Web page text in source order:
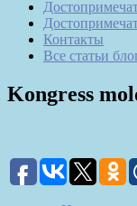
Контакты
Все статьи
Kongress